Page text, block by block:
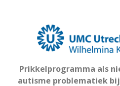
Prikkelprogramma als
autisme problematiek bij